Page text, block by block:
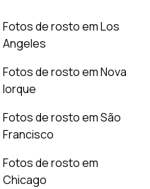
Fotos de rosto em Los
Angeles
Fotos de rosto em Nova
Iorque
Fotos de rosto em São
Francisco
Fotos de rosto em
Chicago